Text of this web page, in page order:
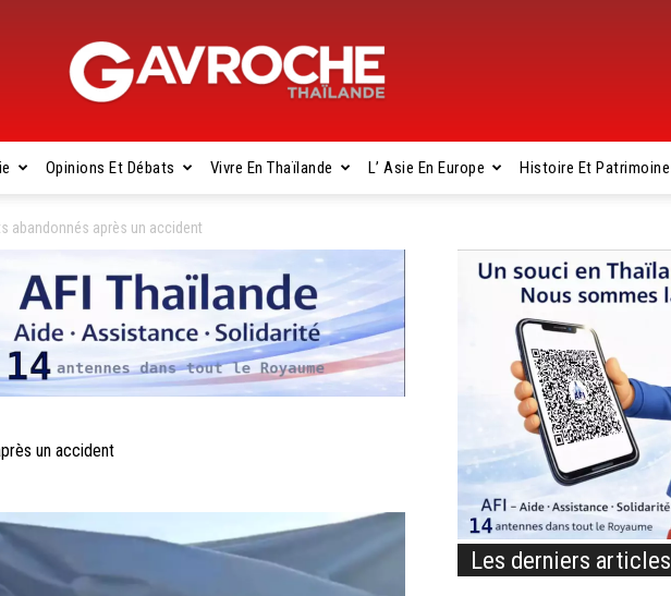
Gavroche
Thaïlande
Opinions Et Débats Vivre En Thaïlande L’ Asie En Europe Histoire Et Patrimoine
abandonnés après un accident
un accident
Les derniers articles